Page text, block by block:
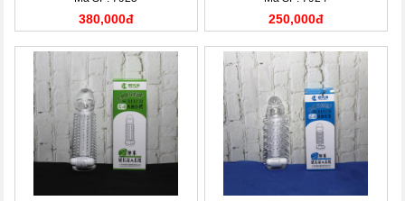
380,000đ 250,000đ